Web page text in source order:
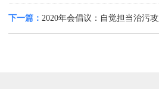
下一篇： 2020年会倡议：自觉担当治污